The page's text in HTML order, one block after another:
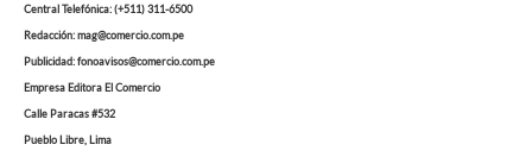
Central Telefónica: (+511) 311-6500
Redacción: mag@comercio.com.pe
Publicidad: fonoavisos@comercio.com.pe
Empresa Editora El Comercio
Calle Paracas #532
Pueblo Libre, Lima